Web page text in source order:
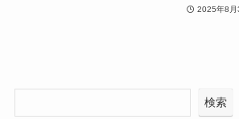
2025年8月
検索